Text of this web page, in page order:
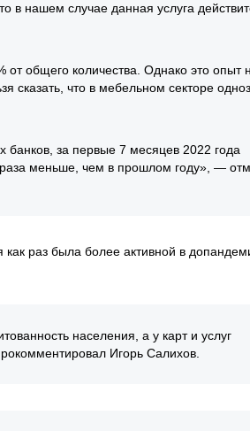
в нашем случае данная услуга
от общего количества. Однако это опыт
сказать, что в мебельном секторе
за первые 7 месяцев 2022 года
меньше, чем в прошлом году», —
как раз была более активной в
населения, а у карт и услуг
Игорь Салихов.